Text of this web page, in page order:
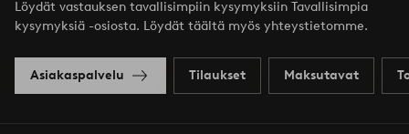
Löydät vastauksen tavallisimpiin kysymyksiin Tavallisimpia
kysymyksiä -osiosta. Löydät täältä myös yhteystietomme.
Asiakaspalvelu Tilaukset Maksutavat